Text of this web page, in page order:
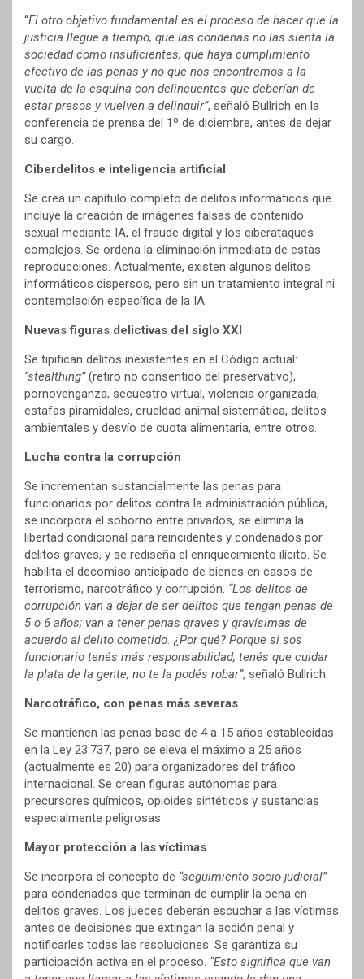
“El otro objetivo fundamental es el proceso de hacer que la
justicia llegue a tiempo, que las condenas no las sienta la
sociedad como insuficientes, que haya cumplimiento
efectivo de las penas y no que nos encontremos a la
vuelta de la esquina con delincuentes que deberían de
estar presos y vuelven a delinquir”, señaló Bullrich en la
conferencia de prensa del 1º de diciembre, antes de dejar
su cargo.
Ciberdelitos e inteligencia artificial
Se crea un capítulo completo de delitos informáticos que
incluye la creación de imágenes falsas de contenido
sexual mediante IA, el fraude digital y los ciberataques
complejos. Se ordena la eliminación inmediata de estas
reproducciones. Actualmente, existen algunos delitos
informáticos dispersos, pero sin un tratamiento integral ni
contemplación específica de la IA.
Nuevas figuras delictivas del siglo XXI
Se tipifican delitos inexistentes en el Código actual:
“stealthing”(retiro no consentido del preservativo),
pornovenganza, secuestro virtual, violencia organizada,
estafas piramidales, crueldad animal sistemática, delitos
ambientales y desvío de cuota alimentaria, entre otros.
Lucha contra la corrupción
Se incrementan sustancialmente las penas para
funcionarios por delitos contra la administración pública,
se incorpora el soborno entre privados, se elimina la
libertad condicional para reincidentes y condenados por
delitos graves, y se rediseña el enriquecimiento ilícito. Se
habilita el decomiso anticipado de bienes en casos de
terrorismo, narcotráfico y corrupción. “Los delitos de
corrupción van a dejar de ser delitos que tengan penas de
5 o 6 años; van a tener penas graves y gravísimas de
acuerdo al delito cometido. ¿Por qué? Porque si sos
funcionario tenés más responsabilidad, tenés que cuidar
la plata de la gente, no te la podés robar”, señaló Bullrich.
Narcotráfico, con penas más severas
Se mantienen las penas base de 4 a 15 años establecidas
en la Ley 23.737, pero se eleva el máximo a 25 años
(actualmente es 20) para organizadores del tráfico
internacional. Se crean figuras autónomas para
precursores químicos, opioides sintéticos y sustancias
especialmente peligrosas.
Mayor protección a las víctimas
Se incorpora el concepto de “seguimiento socio-judicial”
para condenados que terminan de cumplir la pena en
delitos graves. Los jueces deberán escuchar a las víctimas
antes de decisiones que extingan la acción penal y
notificarles todas las resoluciones. Se garantiza su
participación activa en el proceso. “Esto significa que van